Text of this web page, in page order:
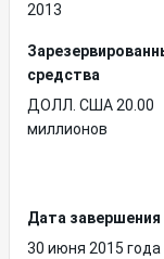
2013
средства
ДОЛЛ. США 20.00
миллионов
Дата завершения
30 июня 2015 года